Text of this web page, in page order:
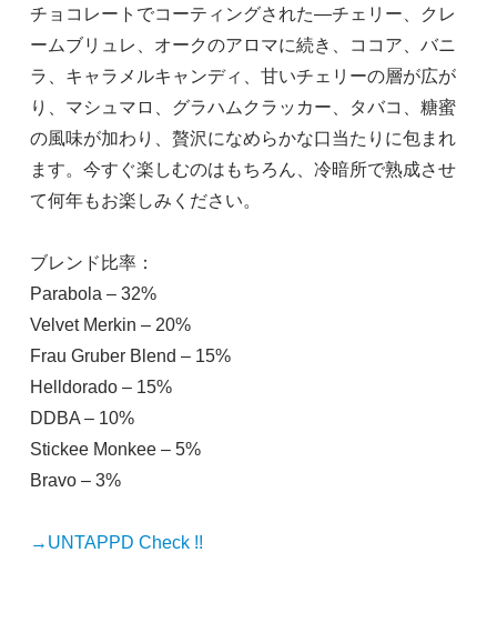
チョコレートでコーティングされた―チェリー、クレ
ームブリュレ、オークのアロマに続き、ココア、バニ
ラ、キャラメルキャンディ、甘いチェリーの層が広が
り、マシュマロ、グラハムクラッカー、タバコ、糖蜜
の風味が加わり、贅沢になめらかな口当たりに包まれ
ます。今すぐ楽しむのはもちろん、冷暗所で熟成させ
て何年もお楽しみください。
ブレンド比率：
Parabola – 32%
Velvet Merkin – 20%
Frau Gruber Blend – 15%
Helldorado – 15%
DDBA – 10%
Stickee Monkee – 5%
Bravo – 3%
→UNTAPPD Check !!